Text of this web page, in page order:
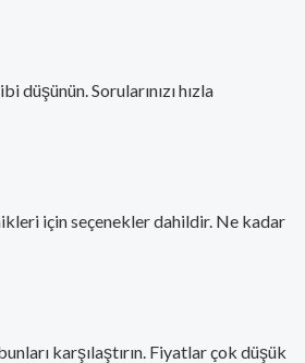
Sorularınızı hızla
için seçenekler dahildir. Ne kadar
karşılaştırın. Fiyatlar çok düşük